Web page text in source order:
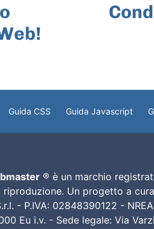
Guida CSS Guida Javascript
® è un marchio
Un progetto a
- P.IVA: 02848390122 -
Eu i.v. - Sede legale: Via